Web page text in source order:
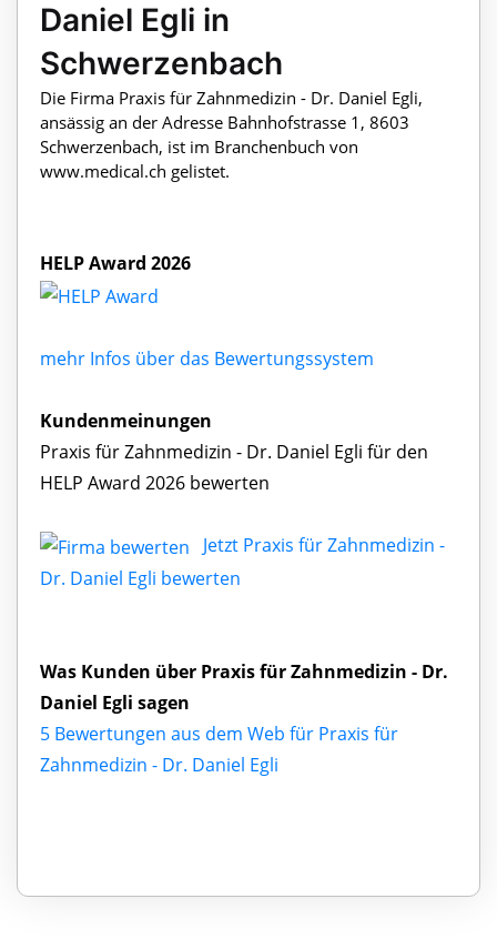
Daniel Egli in
Schwerzenbach
Die Firma Praxis für Zahnmedizin - Dr. Daniel Egli,
ansässig an der Adresse Bahnhofstrasse 1, 8603
Schwerzenbach, ist im Branchenbuch von
www.medical.ch gelistet.
HELP Award 2026
mehr Infos über das Bewertungssystem
Kundenmeinungen
Praxis für Zahnmedizin - Dr. Daniel Egli für den
HELP Award 2026 bewerten
Jetzt Praxis für Zahnmedizin -
Dr. Daniel Egli bewerten
Was Kunden über Praxis für Zahnmedizin - Dr.
Daniel Egli sagen
5 Bewertungen aus dem Web für Praxis für
Zahnmedizin - Dr. Daniel Egli